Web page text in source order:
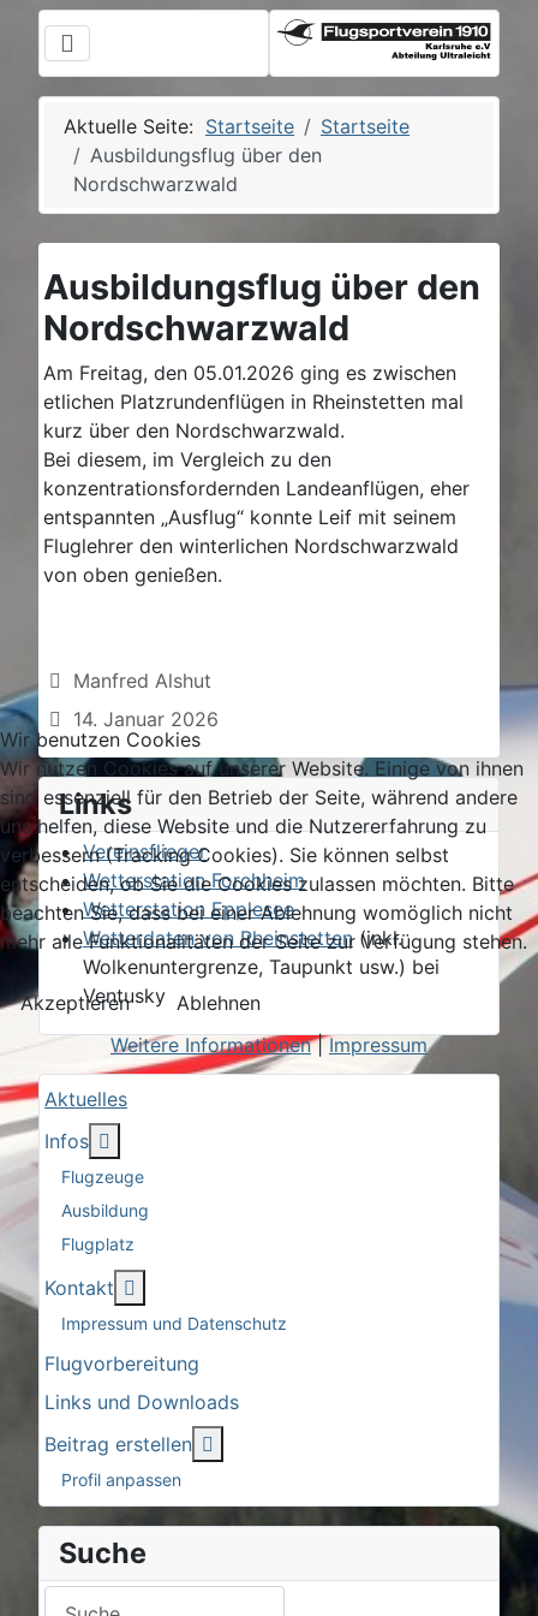
Aktuelle Seite: Startseite
Startseite
Ausbildungsflug über den
Nordschwarzwald
Aktuelles
Infos
Flugzeuge
Ausbildung
Flugplatz
Kontakt
Impressum und Datenschutz
Flugvorbereitung
Links und Downloads
Beitrag erstellen
Profil anpassen
Suche
Ausbildungsflug über den
Nordschwarzwald
Am Freitag, den 05.01.2026 ging es zwischen
etlichen Platzrundenflügen in Rheinstetten mal
kurz über den Nordschwarzwald.
Bei diesem, im Vergleich zu den
konzentrationsfordernden Landeanflügen, eher
entspannten „Ausflug“ konnte Leif mit seinem
Fluglehrer den winterlichen Nordschwarzwald
von oben genießen.
Details
Manfred Alshut
14. Januar 2026
Links
Vereinsflieger
Wetterstation Forchheim
Wetterstation Epplesee
Wetterdaten von Rheinstetten(inkl.
Wolkenuntergrenze, Taupunkt usw.) bei
Ventusky
Wir benutzen Cookies
Wir nutzen Cookies auf unserer Website. Einige von ihnen
sind essenziell für den Betrieb der Seite, während andere
uns helfen, diese Website und die Nutzererfahrung zu
verbessern (Tracking Cookies). Sie können selbst
entscheiden, ob Sie die Cookies zulassen möchten. Bitte
beachten Sie, dass bei einer Ablehnung womöglich nicht
mehr alle Funktionalitäten der Seite zur Verfügung stehen.
Akzeptieren
Ablehnen
Weitere Informationen|Impressum